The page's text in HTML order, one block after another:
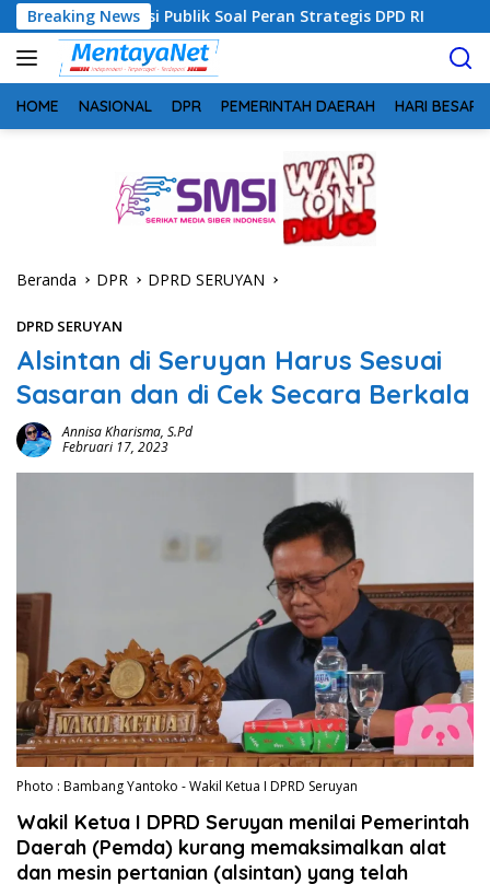
Langsung
ke
konten
Breaking News
Publik Soal Peran Strategis DPD RI Sinergi Perang
HOME NASIONAL DPR PEMERINTAH DAERAH HARI BESAR
Beranda DPR DPRD SERUYAN
DPRD SERUYAN
Alsintan di Seruyan Harus Sesuai
Sasaran dan di Cek Secara Berkala
Annisa Kharisma, S.Pd
Februari 17, 2023
Photo : Bambang Yantoko - Wakil Ketua I DPRD Seruyan
Wakil Ketua I DPRD Seruyan menilai Pemerintah
Daerah (Pemda) kurang memaksimalkan alat
dan mesin pertanian (alsintan) yang telah